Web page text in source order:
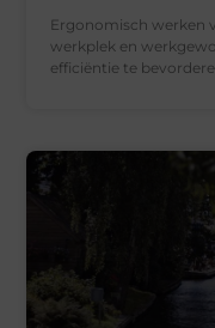
Ergonomisch werken
werkplek en
efficiëntie te